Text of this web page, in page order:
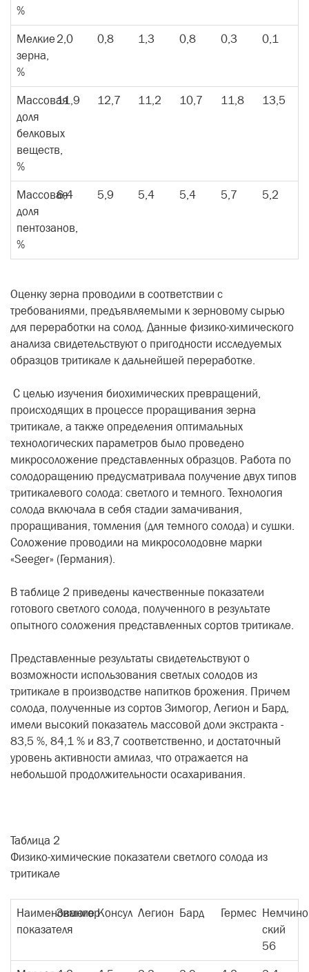
%
Мелкие
зерна,
%
2,0 0,8 1,3 0,8 0,3 0,1
Массовая
доля
белковых
веществ,
%
11,9 12,7 11,2 10,7 11,8 13,5
Массовая
доля
пентозанов,
%
6,4 5,9 5,4 5,4 5,7 5,2
Оценку зерна проводили в соответствии с
требованиями, предъявляемыми к зерновому сырью
для переработки на солод. Данные физико-химического
анализа свидетельствуют о пригодности исследуемых
образцов тритикале к дальнейшей переработке.
С целью изучения биохимических превращений,
происходящих в процессе проращивания зерна
тритикале, а также определения оптимальных
технологических параметров было проведено
микросоложение представленных образцов. Работа по
солодоращению предусматривала получение двух типов
тритикалевого солода: светлого и темного. Технология
солода включала в себя стадии замачивания,
проращивания, томления (для темного солода) и сушки.
Соложение проводили на микросолодовне марки
«Seeger» (Германия).
В таблице 2 приведены качественные показатели
готового светлого солода, полученного в результате
опытного соложения представленных сортов тритикале.
Представленные результаты свидетельствуют о
возможности использования светлых солодов из
тритикале в производстве напитков брожения. Причем
солода, полученные из сортов Зимогор, Легион и Бард,
имели высокий показатель массовой доли экстракта -
83,5 %, 84,1 % и 83,7 соответственно, и достаточный
уровень активности амилаз, что отражается на
небольшой продолжительности осахаривания.
Таблица 2
Физико-химические показатели светлого солода из
тритикале
Наименование
показателя
ЗимогорКонсул Легион Бард Гермес
ский
56